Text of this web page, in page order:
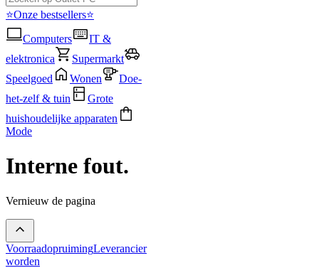
⭐Onze bestsellers⭐
Computers
IT &
elektronica
Supermarkt
Speelgoed
Wonen
Doe-
het-zelf & tuin
Grote
huishoudelijke apparaten
Mode
Interne fout.
Vernieuw de pagina
VoorraadopruimingLeverancier
worden